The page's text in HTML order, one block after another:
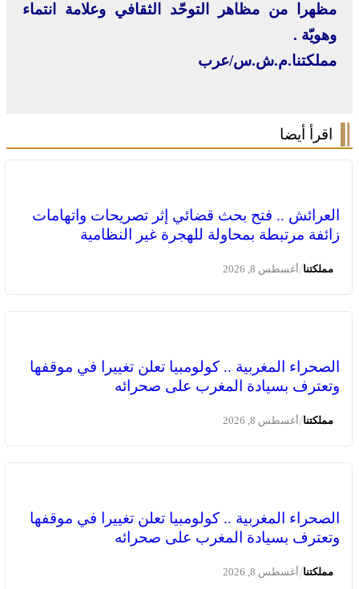
مظهرا من مظاهر التوحّد الثقافي وعلامة انتماء
وهويّة .
مملكتنا.م.ش.س/عرب
اقرأ أيضا
العرائش .. فتح بحث قضائي إثر تصريحات واتهامات
زائفة مرتبطة بمحاولة للهجرة غير النظامية
مملكتنا/أغسطس 8, 2026
الصحراء المغربية .. كولومبيا تعلن تغييرا في موقفها
وتعترف بسيادة المغرب على صحرائه
مملكتنا/أغسطس 8, 2026
الصحراء المغربية .. كولومبيا تعلن تغييرا في موقفها
وتعترف بسيادة المغرب على صحرائه
مملكتنا/أغسطس 8, 2026